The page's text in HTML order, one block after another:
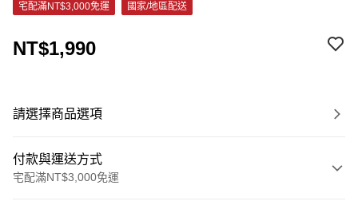
宅配滿NT$3,000免運 國家/地區配送
NT$1,990
請選擇商品選項
付款與運送方式
宅配滿NT$3,000免運